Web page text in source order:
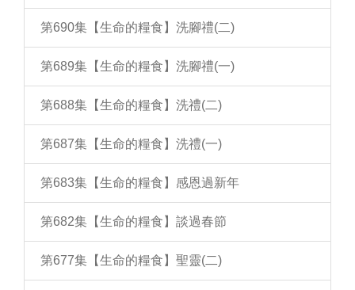
第690集【生命的糧食】洗腳禮(二)
第689集【生命的糧食】洗腳禮(一)
第688集【生命的糧食】洗禮(二)
第687集【生命的糧食】洗禮(一)
第683集【生命的糧食】感恩過新年
第682集【生命的糧食】談過春節
第677集【生命的糧食】聖靈(二)